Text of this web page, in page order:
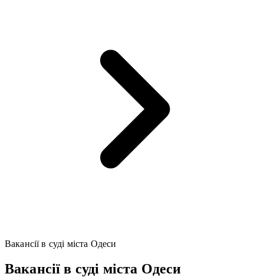
Вакансії в суді міста Одеси
Вакансії в суді міста Одеси